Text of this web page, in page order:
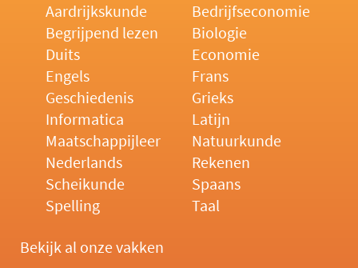
Aardrijkskunde
Bedrijfseconomie
Begrijpend lezen
Biologie
Duits
Economie
Engels
Frans
Geschiedenis
Grieks
Informatica
Latijn
Maatschappijleer
Natuurkunde
Nederlands
Rekenen
Scheikunde
Spaans
Spelling
Taal
Bekijk al onze vakken